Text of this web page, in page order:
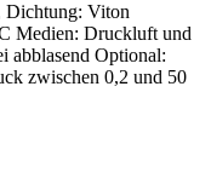
Dichtung: Viton
Medien: Druckluft und
abblasend Optional:
zwischen 0,2 und 50